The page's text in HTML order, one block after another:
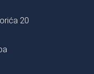
20